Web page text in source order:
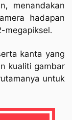
menandakan
hadapan
megapiksel.
kanta yang
kualiti gambar
untuk